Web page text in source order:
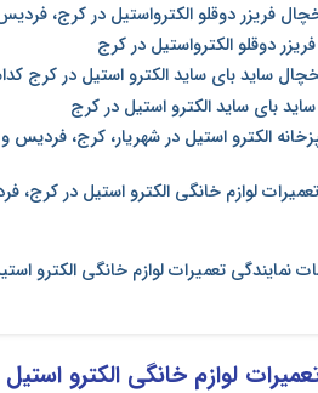
فریزر دوقلو الکترواستیل در کرج،
دوقلو الکترواستیل در کرج
ساید بای ساید الکترو استیل در کرج
بای ساید الکترو استیل در کرج
الکترو استیل در شهریار، کرج، فردیس
لوازم خانگی الکترو استیل در
نمایندگی تعمیرات لوازم خانگی الکترو
لوازم خانگی الکترو